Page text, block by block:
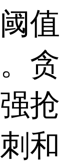
值
贪
抢
和